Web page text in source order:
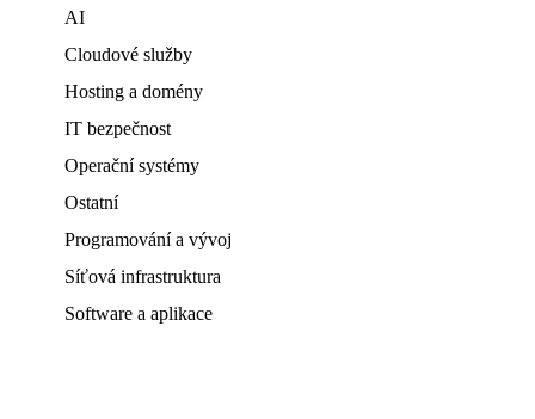
AI
Cloudové služby
Hosting a domény
IT bezpečnost
Operační systémy
Ostatní
Programování a vývoj
Síťová infrastruktura
Software a aplikace